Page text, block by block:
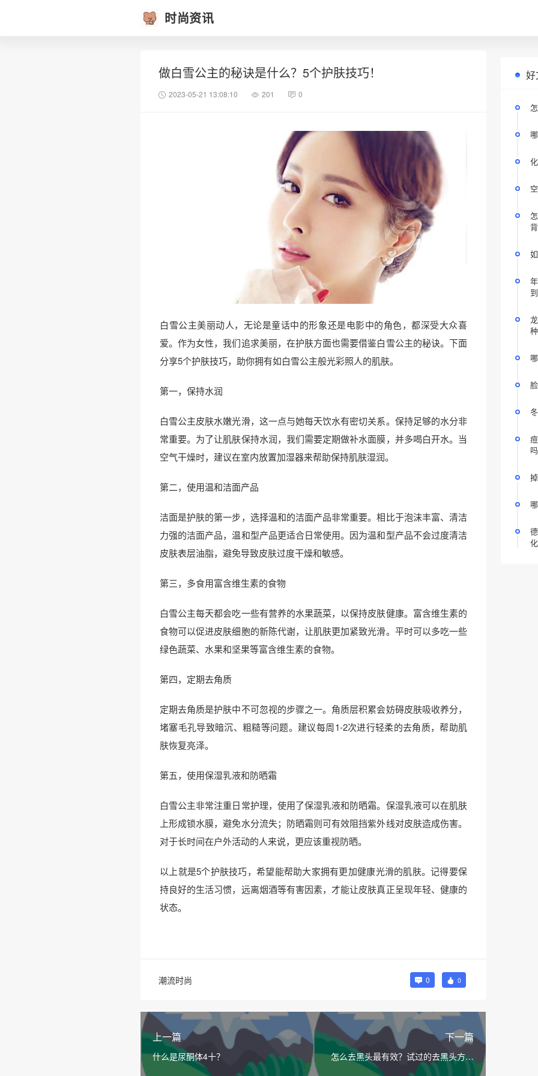
时尚资讯
做白雪公主的秘诀是什么？5个护肤技巧！
2023-05-21 13:08:10 201 0
白雪公主美丽动人，无论是童话中的形象还是电影中的角色，都深受大众喜
爱。作为女性，我们追求美丽，在护肤方面也需要借鉴白雪公主的秘诀。下面
分享5个护肤技巧，助你拥有如白雪公主般光彩照人的肌肤。
第一，保持水润
白雪公主皮肤水嫩光滑，这一点与她每天饮水有密切关系。保持足够的水分非
常重要。为了让肌肤保持水润，我们需要定期做补水面膜，并多喝白开水。当
空气干燥时，建议在室内放置加湿器来帮助保持肌肤湿润。
第二，使用温和洁面产品
洁面是护肤的第一步，选择温和的洁面产品非常重要。相比于泡沫丰富、清洁
力强的洁面产品，温和型产品更适合日常使用。因为温和型产品不会过度清洁
皮肤表层油脂，避免导致皮肤过度干燥和敏感。
第三，多食用富含维生素的食物
白雪公主每天都会吃一些有营养的水果蔬菜，以保持皮肤健康。富含维生素的
食物可以促进皮肤细胞的新陈代谢，让肌肤更加紧致光滑。平时可以多吃一些
绿色蔬菜、水果和坚果等富含维生素的食物。
第四，定期去角质
定期去角质是护肤中不可忽视的步骤之一。角质层积累会妨碍皮肤吸收养分，
堵塞毛孔导致暗沉、粗糙等问题。建议每周1-2次进行轻柔的去角质，帮助肌
肤恢复亮泽。
第五，使用保湿乳液和防晒霜
白雪公主非常注重日常护理，使用了保湿乳液和防晒霜。保湿乳液可以在肌肤
上形成锁水膜，避免水分流失；防晒霜则可有效阻挡紫外线对皮肤造成伤害。
对于长时间在户外活动的人来说，更应该重视防晒。
以上就是5个护肤技巧，希望能帮助大家拥有更加健康光滑的肌肤。记得要保
持良好的生活习惯，远离烟酒等有害因素，才能让皮肤真正呈现年轻、健康的
状态。
潮流时尚 0 0
上一篇
什么是尿酮体4十？
下一篇
怎么去黑头最有效？试过的去黑头方法
有哪些？
好